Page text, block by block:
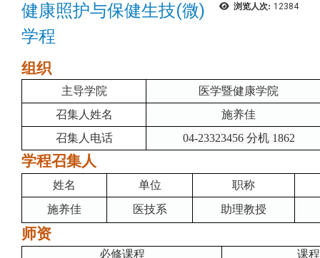
浏览人次: 12384
健康照护与保健生技(微)
学程
组织
主导学院
医学暨健康学院
召集人姓名
施养佳
召集人电话
04-23323456 分机 1862
学程召集人
姓名 单位
职称
施养佳
医技系 助理教授
师资
必修课程 课